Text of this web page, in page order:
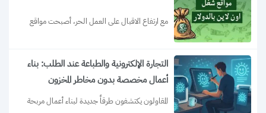
التجارة الإلكترونية والطباعة عند الطلب: بناء
أعمال مخصصة بدون مخاطر المخزون